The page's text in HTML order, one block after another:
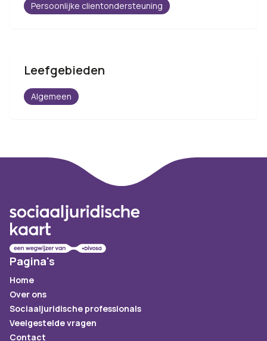
Persoonlijke clientondersteuning
Leefgebieden
Algemeen
Pagina's
Home
Over ons
Sociaaljuridische professionals
Veelgestelde vragen
Contact